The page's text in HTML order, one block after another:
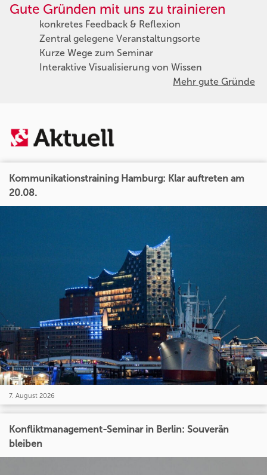
Gute Gründen mit uns zu trainieren
konkretes Feedback & Reflexion
Zentral gelegene Veranstaltungsorte
Kurze Wege zum Seminar
Interaktive Visualisierung von Wissen
Mehr gute Gründe
Kommunikationstraining Hamburg: Klar auftreten am
20.08.
7. August 2026
Konfliktmanagement-Seminar in Berlin: Souverän
bleiben